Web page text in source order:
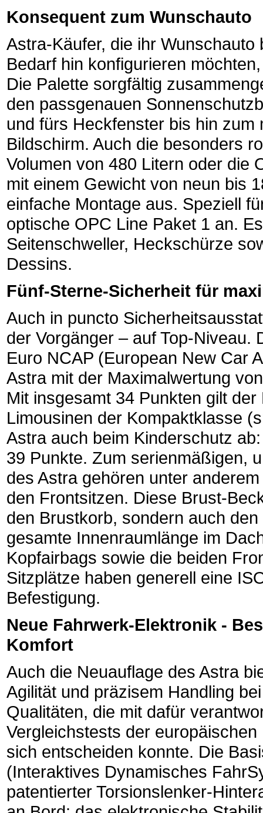
Konsequent zum Wunschauto
Astra-Käufer, die ihr
Bedarf hin konfigurieren
Die Palette sorgfältig
den passgenauen
und fürs Heckfenster bis hin
Bildschirm. Auch die besonders
Volumen von 480 Litern oder die
mit einem Gewicht von neun bis
einfache Montage aus. Speziell
optische OPC Line Paket 1 an.
Seitenschweller, Heckschürze
Dessins.
Fünf-Sterne-Sicherheit für
Auch in puncto
der Vorgänger – auf Top-Niveau.
Euro NCAP (European New Car
Astra mit der Maximalwertung
Mit insgesamt 34 Punkten gilt
Limousinen der Kompaktklasse
Astra auch beim Kinderschutz
39 Punkte. Zum serienmäßigen,
des Astra gehören unter
den Frontsitzen. Diese Brust-
den Brustkorb, sondern auch
gesamte Innenraumlänge im
Kopfairbags sowie die beiden
Sitzplätze haben generell eine
Befestigung.
Neue Fahrwerk-Elektronik -
Komfort
Auch die Neuauflage des Astra
Agilität und präzisem Handling
Qualitäten, die mit dafür
Vergleichstests der
sich entscheiden konnte. Die
(Interaktives Dynamisches
patentierter Torsionslenker-